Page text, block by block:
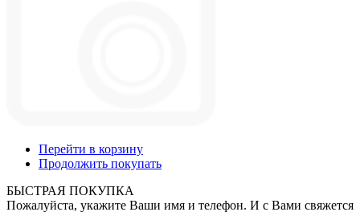
Перейти в корзину
Продолжить покупать
БЫСТРАЯ ПОКУПКА
Пожалуйста, укажите Ваши имя и телефон. И с Вами свяжется